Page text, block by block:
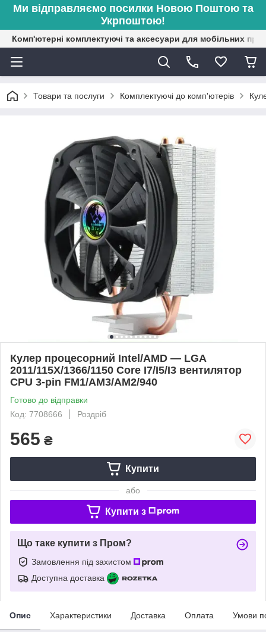
Ми відправляємо посилки Новою Поштою та
Укрпоштою!
Комп'ютерні комплектуючі та аксесуари для мобільних
Товари та послуги Комплектуючі до комп'ютерів
Кулер процесорний Intel/AMD — LGA
2011/115X/1366/1150 Core I7/I5/I3 вентилятор
CPU 3-pin FM1/AM3/AM2/940
Готово до відправки
Код: 7708666
Роздріб
565 ₴
Купити
або
Купити з
Що таке купити з Пром?
Замовлення під захистом
Доступна доставка
Опис Характеристики Доставка Оплата Умови